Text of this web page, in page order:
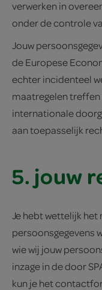
verwerken in
onder de controle
Jouw
de Europese
echter incidenteel
maatregelen
internationale
aan toepasselijk
5. jouw
Je hebt wettelijk het
persoonsgegevens
wie wij jouw
inzage in de door
kun je het